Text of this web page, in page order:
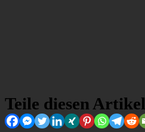
Teile diesen Artikel